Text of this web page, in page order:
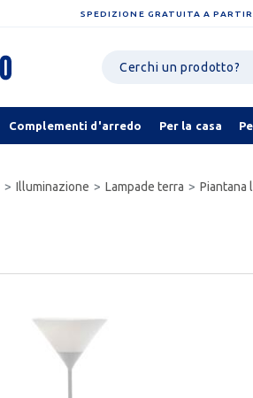
SPEDIZIONE GRATUITA A
Complementi d'arredo Per la casa
Illuminazione Lampade terra Piantana